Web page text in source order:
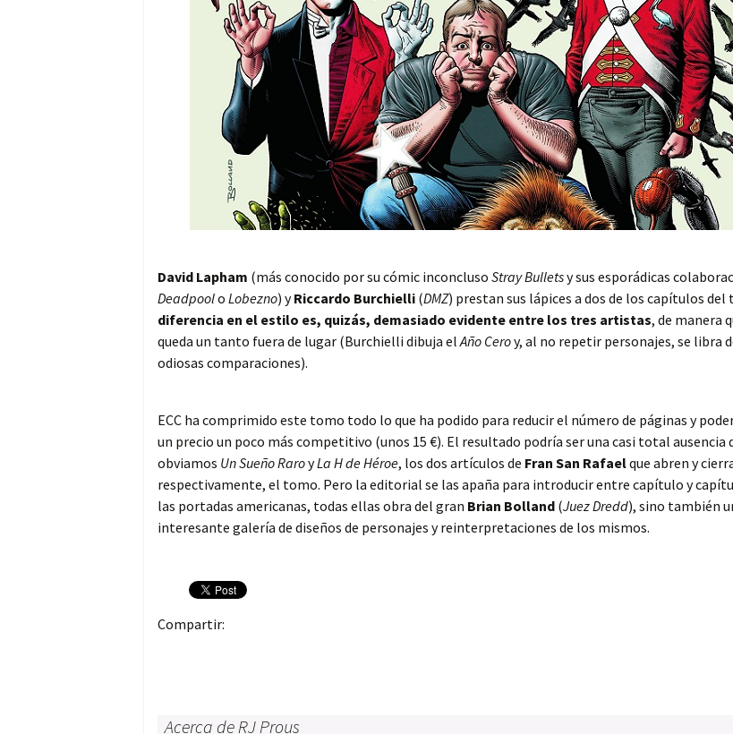
David Lapham (más conocido por su cómic inconcluso Stray Bulletsy sus esporádicas
Deadpoolo Lobezno) yRiccardo Burchielli (DMZ) prestan sus lápices a dos de los capítulos del
diferencia en el estilo es, quizás, demasiado evidente entre los tres artistas, de manera
queda un tanto fuera de lugar (Burchielli dibuja elAño Ceroy, al no repetir personajes, se libra
odiosas comparaciones).
ECC ha comprimido este tomo todo lo que ha podido para reducir el número de páginas y
un precio un poco más competitivo (unos 15 €). El resultado podría ser una casi total ausencia
obviamos Un Sueño RaroyLa H de Héroe, los dos artículos de Fran San Rafaelque abren y
respectivamente, el tomo. Pero la editorial se las apaña para introducir entre capítulo y
las portadas americanas, todas ellas obra del gran Brian Bolland (Juez Dredd), sino también
interesante galería de diseños de personajes y reinterpretaciones de los mismos.
Compartir:
Acerca de RJ Prous